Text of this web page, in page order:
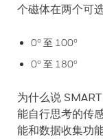
个磁体在两个可
0º 至 100º
0º 至 180º
为什么说
能自行思考的传
能和数据收集功